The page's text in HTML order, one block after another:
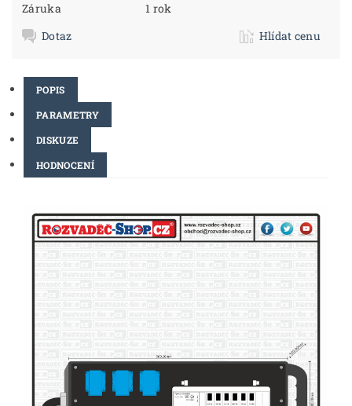
Záruka
1 rok
Dotaz
Hlídat cenu
POPIS
PARAMETRY
DISKUZE
HODNOCENÍ